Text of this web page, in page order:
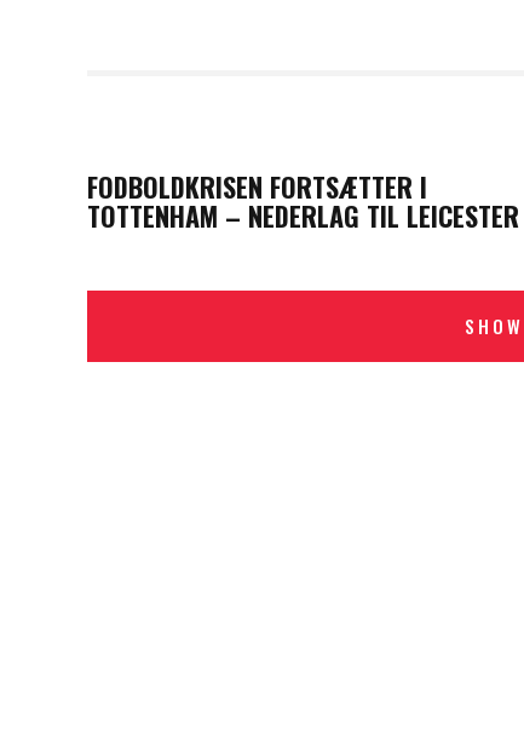
FODBOLDKRISEN FORTSÆTTER I
TOTTENHAM – NEDERLAG TIL LEICESTER